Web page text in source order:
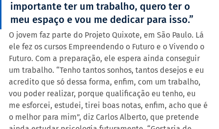
importante ter um trabalho, quero ter o
meu espaço e vou me dedicar para isso.”
O jovem faz parte do Projeto Quixote, em São Paulo. Lá
ele fez os cursos Empreendendo o Futuro e o Vivendo o
Futuro. Com a preparação, ele espera ainda conseguir
um trabalho. “Tenho tantos sonhos, tantos desejos e eu
acredito que só dessa forma, enfim, com um trabalho,
vou poder realizar, porque qualificação eu tenho, eu
me esforcei, estudei, tirei boas notas, enfim, acho que é
o melhor para mim”, diz Carlos Alberto, que pretende